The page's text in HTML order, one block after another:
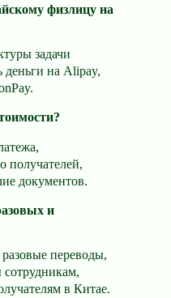
физлицу на
задачи
деньги на Alipay,
получателей,
документов.
и
переводы,
в Китае.